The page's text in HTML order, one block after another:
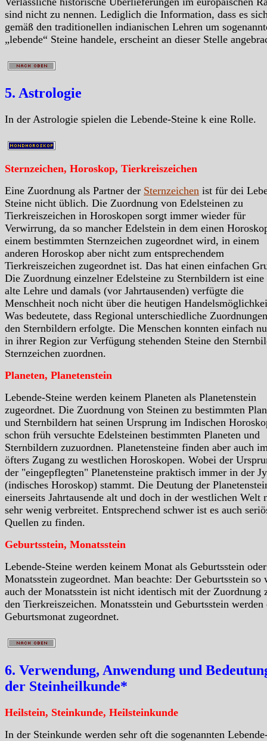
sind nicht zu nennen. Lediglich die Information, dass es
gemäß den traditionellen indianischen Lehren um
„lebende“ Steine handele, erscheint an dieser Stelle
5. Astrologie
In der Astrologie spielen die Lebende-Steine k eine Rolle.
Sternzeichen, Horoskop, Tierkreiszeichen
Eine Zuordnung als Partner der Sternzeichen ist für dei
Steine nicht üblich. Die Zuordnung von Edelsteinen zu
Tierkreiszeichen in Horoskopen sorgt immer wieder für
Verwirrung, da so mancher Edelstein in dem einen
einem bestimmten Sternzeichen zugeordnet wird, in einem
anderen Horoskop aber nicht zum entsprechendem
Tierkreiszeichen zugeordnet ist. Das hat einen einfachen
Die Zuordnung einzelner Edelsteine zu Sternbildern ist eine
alte Lehre und damals (vor Jahrtausenden) verfügte die
Menschheit noch nicht über die heutigen
Was bedeutete, dass Regional unterschiedliche
den Sternbildern erfolgte. Die Menschen konnten einfach
in ihrer Region zur Verfügung stehenden Steine den
Sternzeichen zuordnen.
Planeten, Planetenstein
Lebende-Steine werden keinem Planeten als Planetenstein
zugeordnet. Die Zuordnung von Steinen zu bestimmten
und Sternbildern hat seinen Ursprung im Indischen
schon früh versuchte Edelsteinen bestimmten Planeten und
Sternbildern zuzuordnen. Planetensteine finden aber auch
öfters Zugang zu westlichen Horoskopen. Wobei der
der "eingepflegten" Planetensteine praktisch immer in der
(indisches Horoskop) stammt. Die Deutung der
einerseits Jahrtausende alt und doch in der westlichen Welt
sehr wenig verbreitet. Entsprechend schwer ist es auch
Quellen zu finden.
Geburtsstein, Monatsstein
Lebende-Steine werden keinem Monat als Geburtsstein
Monatsstein zugeordnet. Man beachte: Der Geburtsstein so
auch der Monatsstein ist nicht identisch mit der Zuordnung
den Tierkreiszeichen. Monatsstein und Geburtsstein werden
Geburtsmonat zugeordnet.
6. Verwendung, Anwendung und
der Steinheilkunde*
Heilstein, Steinkunde, Heilsteinkunde
In der Steinkunde werden sehr oft die sogenannten